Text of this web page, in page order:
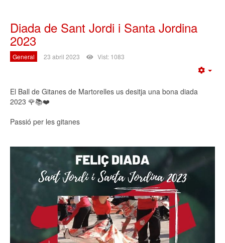
Diada de Sant Jordi i Santa Jordina
2023
General 23 abril 2023 Vist: 1083
El Ball de Gitanes de Martorelles us desitja una bona diada
2023 🌹📚❤️
Passió per les gitanes